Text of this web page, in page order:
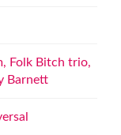
Folk Bitch trio,
Barnett